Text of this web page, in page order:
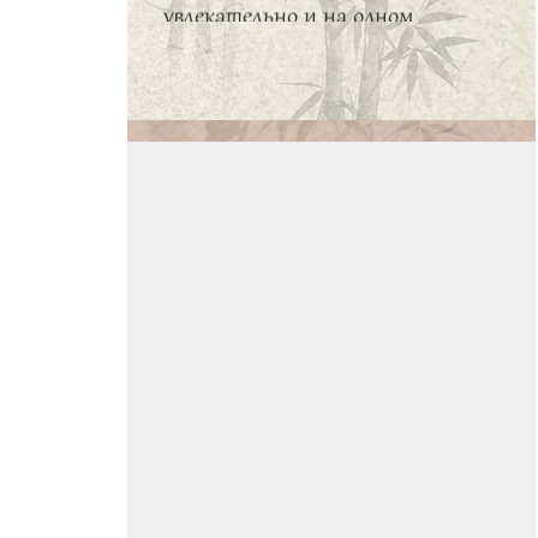
дыхании. Я желаю Школе
дальнейших успехов и новых
старательных слушателей.